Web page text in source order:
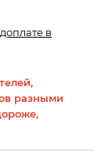
в
разными